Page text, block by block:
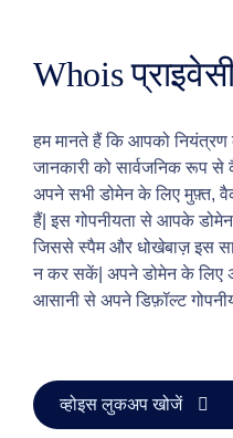
समर्थन
हेल्प
फ़ाइलें
फ़ोरम
खाता
प्रबंधक
अनुरोध
उपकरण
संपर्क
करें
रिपोर्ट
संकेत
दोष
Whois
हम मानते हैं कि आपको
जानकारी को सार्वजनिक रूप से
अपने सभी डोमेन के लिए मुफ़्त,
हैं| इस गोपनीयता से आपके डोमेन
जिससे स्पैम और धोखेबाज़ इस
न कर सकें| अपने डोमेन के लिए
आसानी से अपने डिफ़ॉल्ट
व्होइस लुकअप खोजें